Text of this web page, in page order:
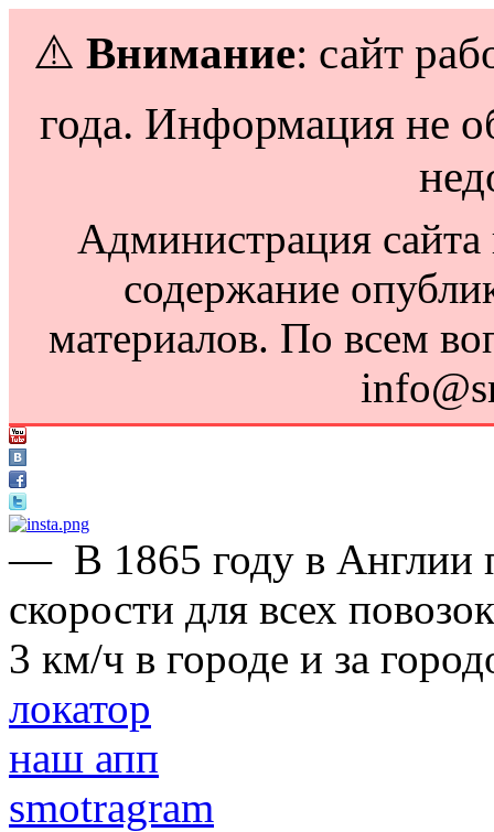
⚠️ Внимание: сайт
года. Информация не
Администрация сайта
содержание
материалов. По всем
— В 1865 году в Англии
скорости для всех
3 км/ч в городе и за
локатор
наш апп
smotragram